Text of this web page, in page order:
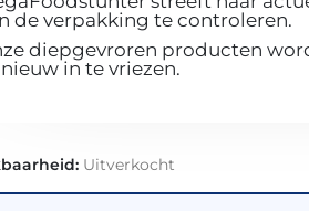
de verpakking te controleren.
diepgevroren producten
in te vriezen.
Uitverkocht